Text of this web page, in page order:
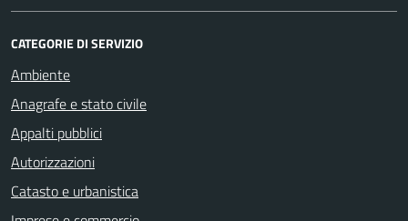
CATEGORIE DI SERVIZIO
Ambiente
Anagrafe e stato civile
Appalti pubblici
Autorizzazioni
Catasto e urbanistica